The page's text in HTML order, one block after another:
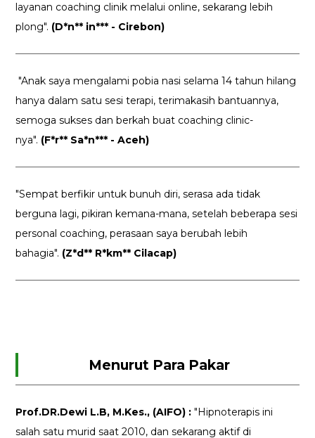
layanan coaching clinik melalui online, sekarang lebih
plong". (D*n** in*** - Cirebon)
"Anak saya mengalami pobia nasi selama 14 tahun hilang
hanya dalam satu sesi terapi, terimakasih bantuannya,
semoga sukses dan berkah buat coaching clinic-
nya". (F*r** Sa*n*** - Aceh)
"Sempat berfikir untuk bunuh diri, serasa ada tidak
berguna lagi, pikiran kemana-mana, setelah beberapa sesi
personal coaching, perasaan saya berubah lebih
bahagia". (Z*d** R*km** Cilacap)
Menurut Para Pakar
Prof.DR.Dewi L.B, M.Kes., (AIFO) :"Hipnoterapis ini
salah satu murid saat 2010, dan sekarang aktif di